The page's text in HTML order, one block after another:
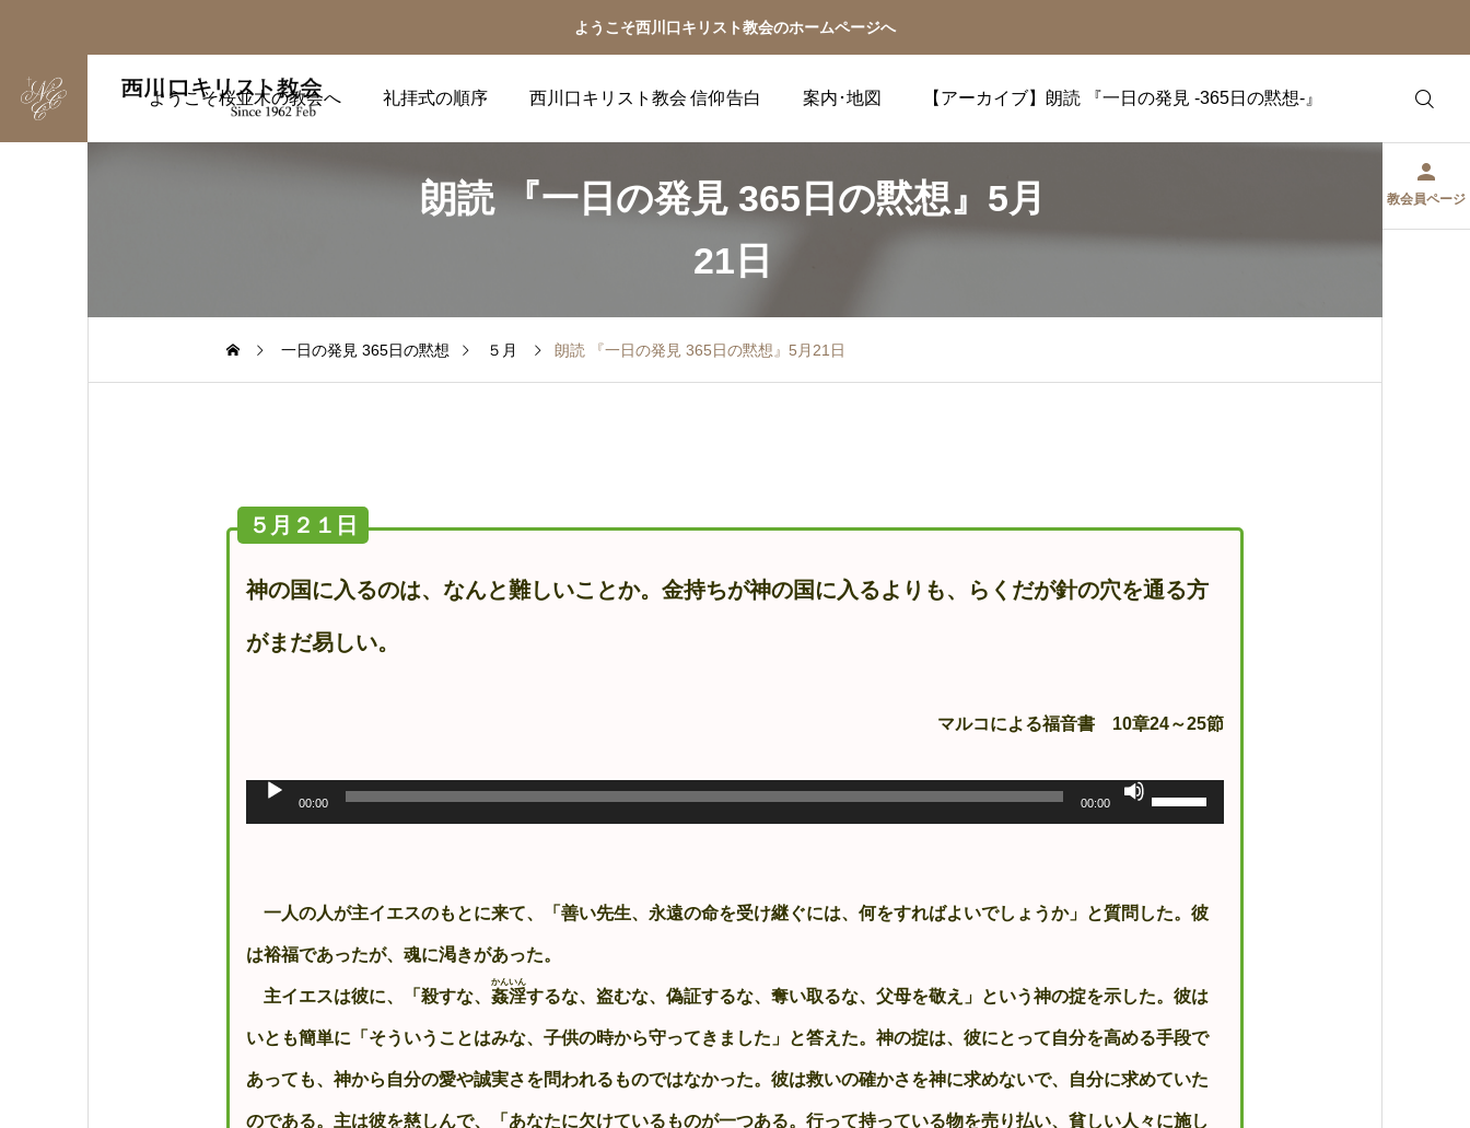
ようこそ西川口キリスト教会のホームページへ
ようこそ桜並木の教会へ 礼拝式の順序 西川口キリスト教会 信仰告白 案内･地図 【アーカイブ】朗読 『一日の発見 -365日の黙想-』
教会員ページ
朗読 『一日の発見 365日の黙想』5月
21日
一日の発見 365日の黙想 ５月 朗読 『一日の発見 365日の黙想』5月21日
５月２１日
神の国に入るのは、なんと難しいことか。金持ちが神の国に入るよりも、らくだが針の穴を通る方
がまだ易しい。
マルコによる福音書 10章24～25節
プ
00:00 00:00
リ
ュ
に
は
印
ー
を
使
っ
く
一人の人が主イエスのもとに来て、「善い先生、永遠の命を受け継ぐには、何をすればよいでしょうか」と質問した。彼
は裕福であったが、魂に渇きがあった。
主イエスは彼に、「殺すな、 姦淫
かんいん
するな、盗むな、偽証するな、奪い取るな、父母を敬え」という神の掟を示した。彼は
いとも簡単に「そういうことはみな、子供の時から守ってきました」と答えた。神の掟は、彼にとって自分を高める手段で
あっても、神から自分の愛や誠実さを問われるものではなかった。彼は救いの確かさを神に求めないで、自分に求めていた
のである。主は彼を慈しんで、「あなたに欠けているものが一つある。行って持っている物を売り払い、貧しい人々に施し